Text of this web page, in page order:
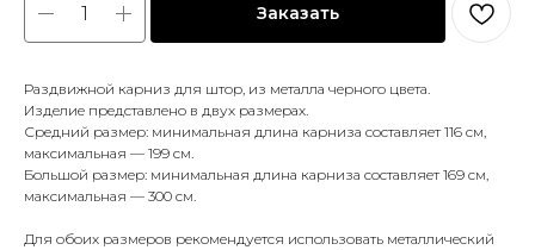
Заказать
Раздвижной карниз для штор, из металла черного цвета.
Изделие представлено в двух размерах.
Средний размер: минимальная длина карниза составляет 116 см,
максимальная — 199 см.
Большой размер: минимальная длина карниза составляет 169 см,
максимальная — 300 см.
Для обоих размеров рекомендуется использовать металлический